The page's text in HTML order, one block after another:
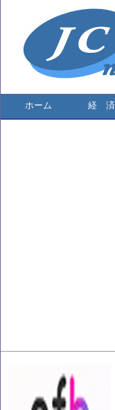
ホーム 経 済